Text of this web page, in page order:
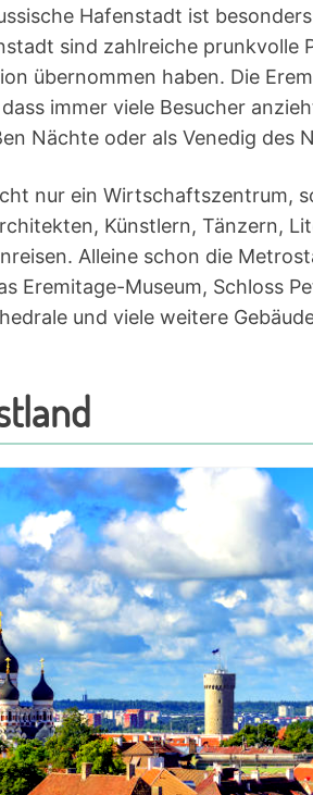
Hafenstadt ist
sind zahlreiche prunkvolle
übernommen haben. Die
immer viele Besucher
Nächte oder als Venedig des
nur ein Wirtschaftszentrum,
Künstlern, Tänzern,
Alleine schon die
Eremitage-Museum, Schloss
und viele weitere